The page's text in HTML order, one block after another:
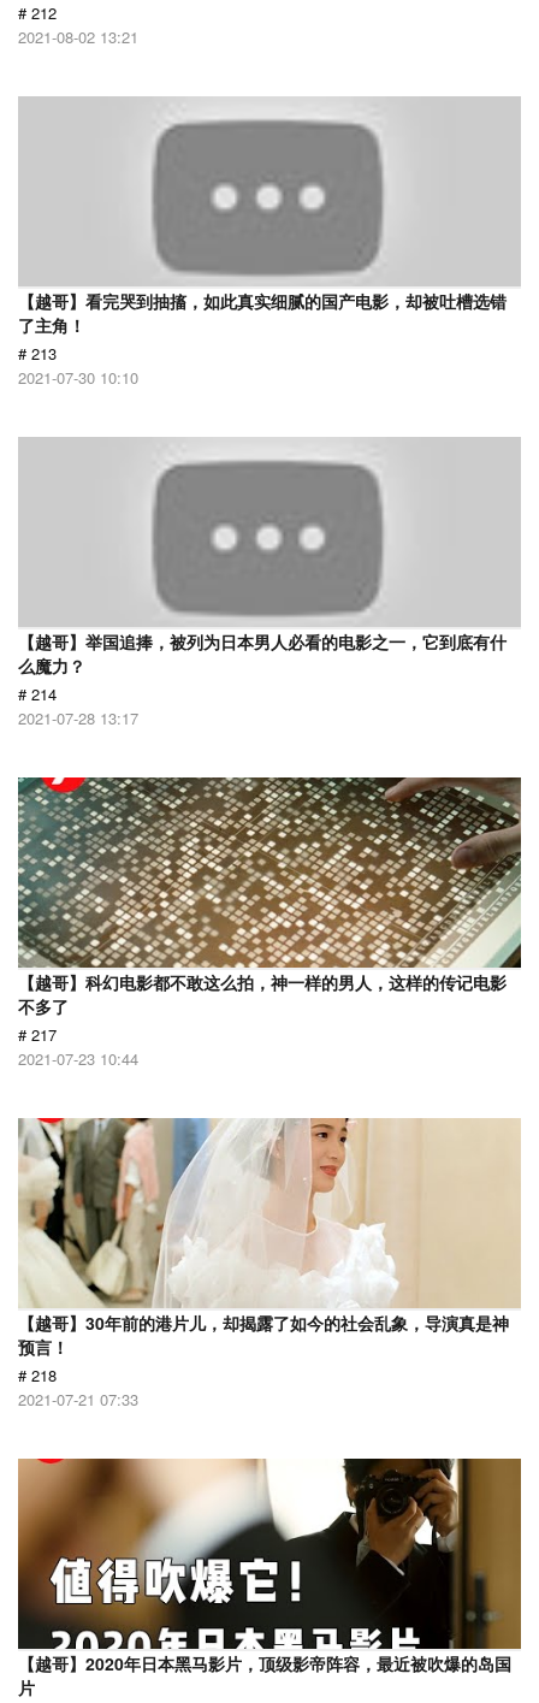
# 212
2021-08-02 13:21
【越哥】看完哭到抽搐，如此真实细腻的国产电影，却被吐槽选错
了主角！
# 213
2021-07-30 10:10
【越哥】举国追捧，被列为日本男人必看的电影之一，它到底有什
么魔力？
# 214
2021-07-28 13:17
【越哥】科幻电影都不敢这么拍，神一样的男人，这样的传记电影
不多了
# 217
2021-07-23 10:44
【越哥】30年前的港片儿，却揭露了如今的社会乱象，导演真是神
预言！
# 218
2021-07-21 07:33
【越哥】2020年日本黑马影片，顶级影帝阵容，最近被吹爆的岛国
片